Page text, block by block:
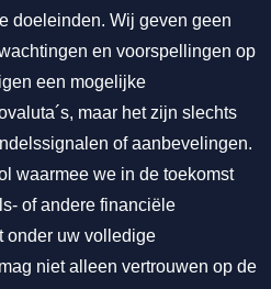
doeleinden. Wij geven geen
en voorspellingen op
een mogelijke
maar het zijn slechts
of aanbevelingen.
waarmee we in de toekomst
of andere financiële
onder uw volledige
niet alleen vertrouwen op de